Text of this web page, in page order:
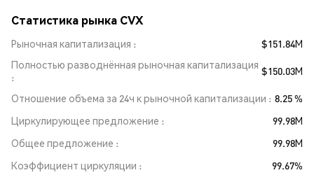
Статистика рынка CVX
Рыночная капитализация
$151.84M
Полностью разводнённая рыночная капитализация $150.03M
Отношение объема за 24ч к рыночной капитализации
8.25 %
Циркулирующее предложение
99.98M
Общее предложение
99.98M
Коэффициент циркуляции
99.67%